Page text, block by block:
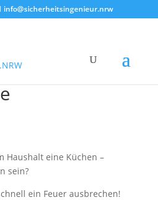
info@sicherheitsingenieur.nrw
Haushalt eine Küchen –
sein?
ein Feuer ausbrechen!